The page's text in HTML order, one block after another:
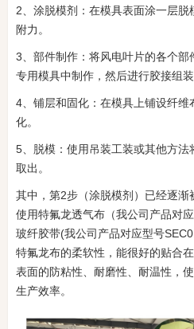
2、‌涂脱模剂‌：在模具表面涂一层
附力‌。
3、‌部件制作‌：将风电叶片的各个
专用模具中制作，然后进行胶接组装‌
4、‌铺层和固化‌：在模具上铺设纤维
化‌。
5、‌脱模‌：使用吊装工装或其他方法
取出。
其中，第2步（涂脱模剂）已经逐
使用特氟龙透气布（我公司产品对
玻纤胶带(我公司产品对应型号
特氟龙布的柔软性，能很好的贴合
表面的防粘性、耐磨性、耐温性，
生产效率。